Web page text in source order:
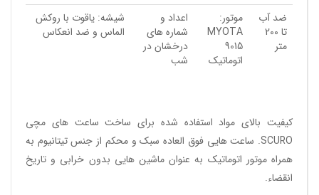
ضد آب
تا 200
متر
موتور:
MYOTA
9015
اتوماتیک
اعداد و
شماره های
درخشان در
شب
شیشه: یاقوت با روکش
الماس و ضد انعکاس
کیفیت بالای مواد استفاده شده برای ساخت ساعت های مچی
SCURO. ساعت هایی فوق العاده سبک و محکم از جنس تیتانیوم به
همراه موتور اتوماتیک به عنوان ماشین هایی بدون خرابی و تاریخ
انقضاء.